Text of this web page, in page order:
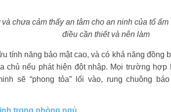
chưa cảm thấy an tâm cho an ninh của tổ
điều cần thiết và nên làm
tính năng bảo mật cao, và có khả năng đồng
chủ nếu phát hiện đột nhập. Mọi trường hợp
sẽ “phong tỏa” lối vào, rung chuông
trong phòng ngủ